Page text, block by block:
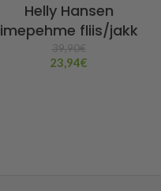
Helly Hansen
imepehme fliis/jakk
39,90€
23,94€